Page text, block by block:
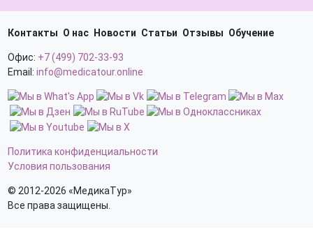
Офис: +7 (499) 702-33-93
Email: info@medicatour.online
Контакты О нас Новости Статьи Отзывы Обучение
Политика конфиденциальности
Условия пользования
© 2012-2026 «МедикаТур»
Все права защищены.